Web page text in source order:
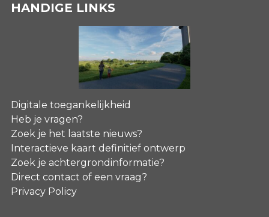
HANDIGE LINKS
Digitale toegankelijkheid
Heb je vragen?
Zoek je het laatste nieuws?
Interactieve kaart definitief ontwerp
Zoek je achtergrondinformatie?
Direct contact of een vraag?
Privacy Policy